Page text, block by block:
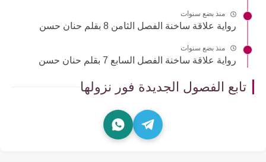
منذ بضع سنوات
رواية علاقة ساخنة الفصل الثامن 8 بقلم حنان حسن
منذ بضع سنوات
رواية علاقة ساخنة الفصل السابع 7 بقلم حنان حسن
تابع الفصول الجديدة فور نزولها